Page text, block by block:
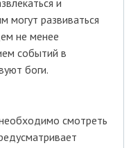
и
могут развиваться
не менее
событий в
боги.
смотреть